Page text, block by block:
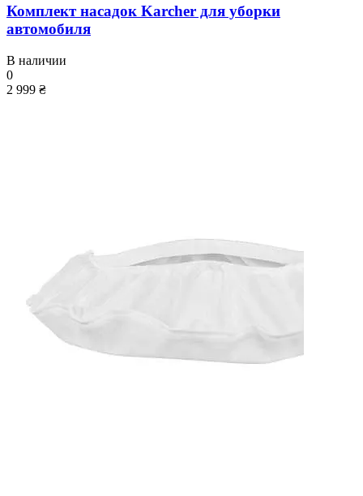
Комплект насадок Karcher для уборки
автомобиля
В наличии
0
2 999 ₴